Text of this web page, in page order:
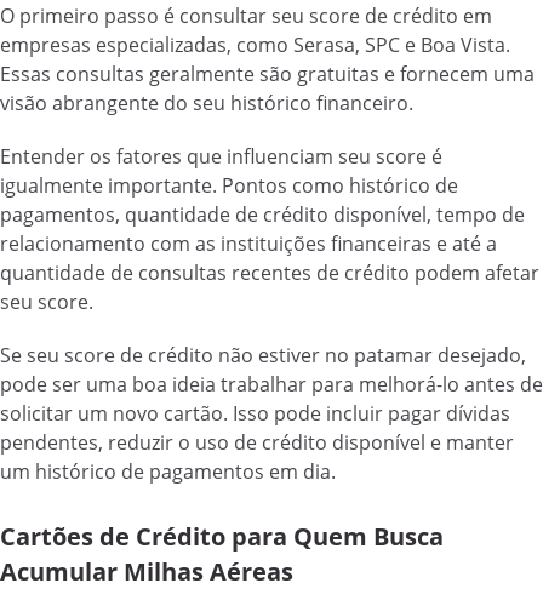
O primeiro passo é consultar seu score de crédito em
empresas especializadas, como Serasa, SPC e Boa Vista.
Essas consultas geralmente são gratuitas e fornecem uma
visão abrangente do seu histórico financeiro.
Entender os fatores que influenciam seu score é
igualmente importante. Pontos como histórico de
pagamentos, quantidade de crédito disponível, tempo de
relacionamento com as instituições financeiras e até a
quantidade de consultas recentes de crédito podem afetar
seu score.
Se seu score de crédito não estiver no patamar desejado,
pode ser uma boa ideia trabalhar para melhorá-lo antes de
solicitar um novo cartão. Isso pode incluir pagar dívidas
pendentes, reduzir o uso de crédito disponível e manter
um histórico de pagamentos em dia.
Cartões de Crédito para Quem Busca
Acumular Milhas Aéreas